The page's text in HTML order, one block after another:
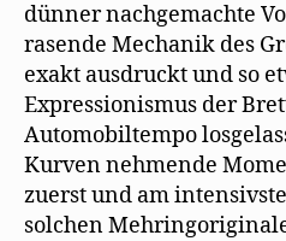
dünner nachgemachte
rasende Mechanik des
exakt ausdruckt und so
Expressionismus der
Automobiltempo
Kurven nehmende
zuerst und am
solchen